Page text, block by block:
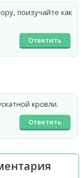
поизучайте как
Ответить
кровли.
Ответить